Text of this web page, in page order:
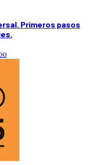
Primeros pasos